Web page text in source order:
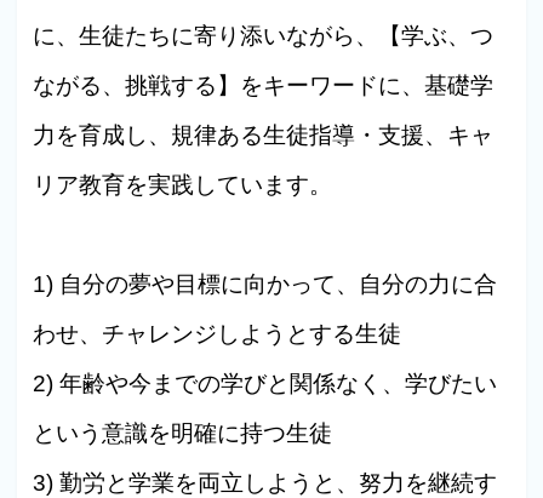
に、生徒たちに寄り添いながら、【学ぶ、つ
ながる、挑戦する】をキーワードに、基礎学
力を育成し、規律ある生徒指導・支援、キャ
リア教育を実践しています。
1) 自分の夢や目標に向かって、自分の力に合
わせ、チャレンジしようとする生徒
2) 年齢や今までの学びと関係なく、学びたい
という意識を明確に持つ生徒
3) 勤労と学業を両立しようと、努力を継続す